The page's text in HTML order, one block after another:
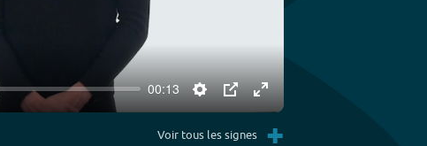
00:13
Settings
PIP Enter
fullscreen
Voir tous les signes +